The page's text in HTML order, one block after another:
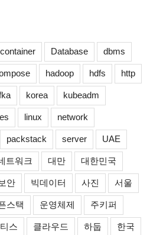
container Database dbms
hadoop hdfs http
korea kubeadm
linux network
packstack server UAE
트워크 대만 대한민국
안 빅데이터 사진 서울
스택 운영체제 주키퍼
스 클라우드 하둡 한국